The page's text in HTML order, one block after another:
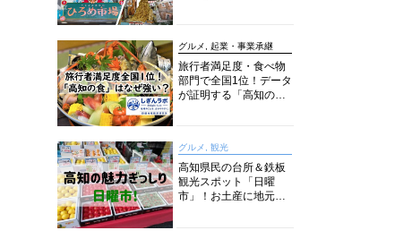
グルメ, 起業・事業承継
旅行者満足度・食べ物
部門で全国1位！データ
が証明する「高知の
グルメ, 観光
高知県民の台所＆鉄板
観光スポット「日曜
市」！お土産に地元野